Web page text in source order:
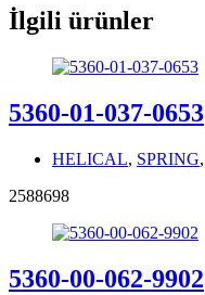
İlgili ürünler
5360-01-037-0653
HELICAL, SPRING,
2588698
5360-00-062-9902